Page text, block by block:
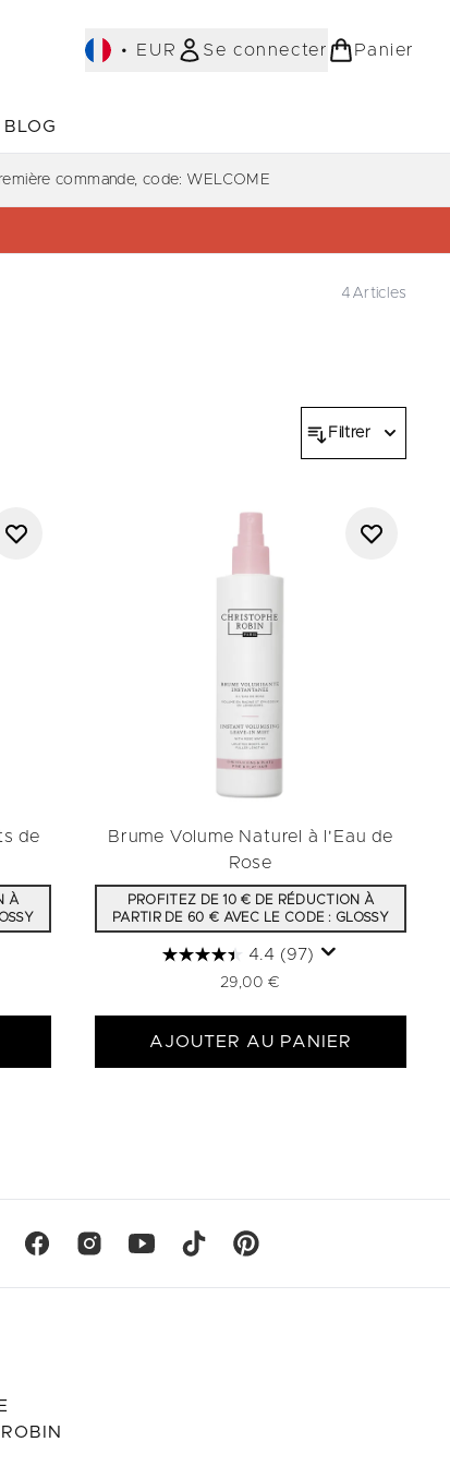
• EUR Se connecter Panier
Accédez au sous-menu (COLLECTIONS)
BLOG
commande, code: WELCOME
4 Articles
Filtrer
de
À
Brume Volume Naturel à l'Eau de
Rose
PROFITEZ DE 10 € DE RÉDUCTION À
PARTIR DE 60 € AVEC LE CODE : GLOSSY
4.4 (97)
29,00 €
AJOUTER AU PANIER